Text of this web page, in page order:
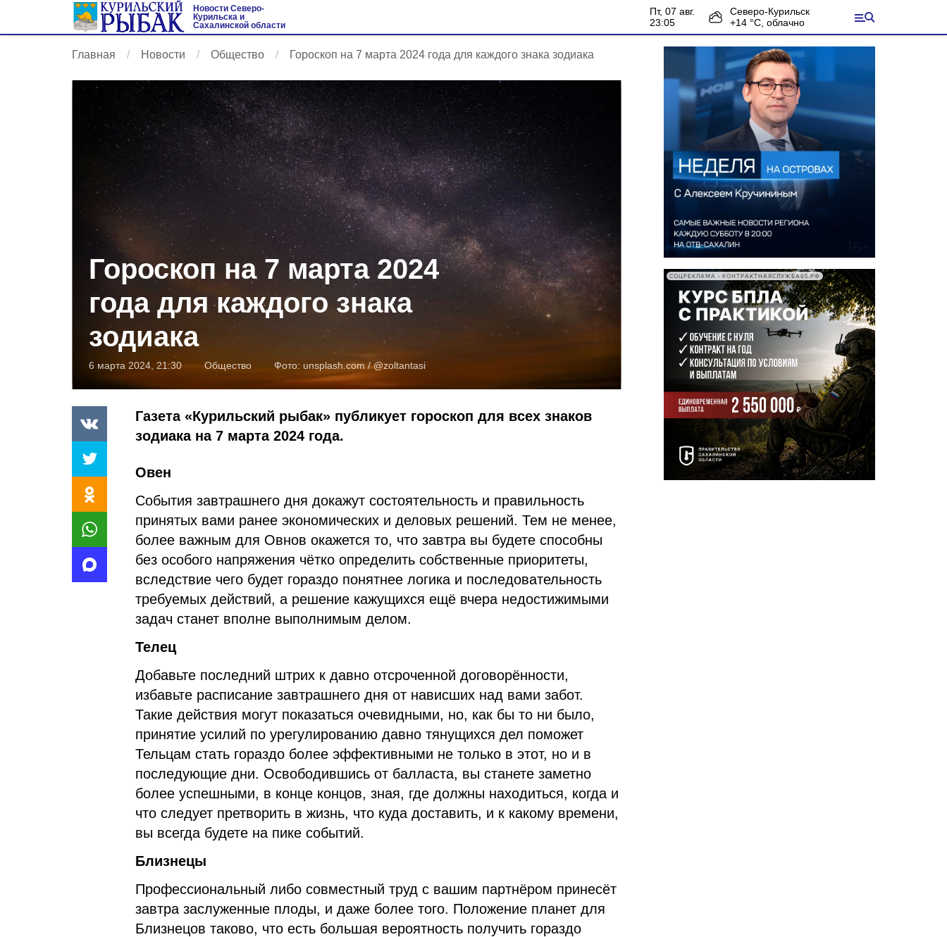
Новости Северо-
Курильска и
Сахалинской области
пт, 07 авг.
23:05
Северо-Курильск
+14 °С, облачно
Главная Новости Общество Гороскоп на 7 марта 2024 года для каждого знака зодиака
Гороскоп на 7 марта 2024
года для каждого знака
зодиака
6 марта 2024, 21:30 Общество Фото: unsplash.com/ @zoltantasi
Газета «Курильский рыбак» публикует гороскоп для всех знаков
зодиака на 7 марта 2024 года.
Овен
События завтрашнего дня докажут состоятельность и правильность
принятых вами ранее экономических и деловых решений. Тем не менее,
более важным для Овнов окажется то, что завтра вы будете способны
без особого напряжения чётко определить собственные приоритеты,
вследствие чего будет гораздо понятнее логика и последовательность
требуемых действий, а решение кажущихся ещё вчера недостижимыми
задач станет вполне выполнимым делом.
Телец
Добавьте последний штрих к давно отсроченной договорённости,
избавьте расписание завтрашнего дня от нависших над вами забот.
Такие действия могут показаться очевидными, но, как бы то ни было,
принятие усилий по урегулированию давно тянущихся дел поможет
Тельцам стать гораздо более эффективными не только в этот, но и в
последующие дни. Освободившись от балласта, вы станете заметно
более успешными, в конце концов, зная, где должны находиться, когда и
что следует претворить в жизнь, что куда доставить, и к какому времени,
вы всегда будете на пике событий.
Близнецы
Профессиональный либо совместный труд с вашим партнёром принесёт
завтра заслуженные плоды, и даже более того. Положение планет для
Близнецов таково, что есть большая вероятность получить гораздо
СОЦРЕКЛАМА • КОНТРАКТНАЯСЛУЖБА65.РФ